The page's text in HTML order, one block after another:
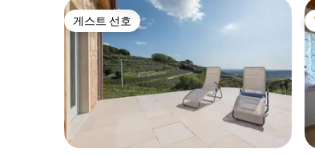
게스트 선호
게스트 선호